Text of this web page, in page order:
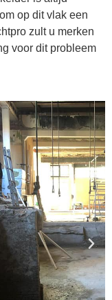
op dit vlak een
zult u merken
voor dit probleem